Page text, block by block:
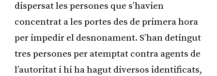
dispersat les persones que s’havien
concentrat a les portes des de primera hora
per impedir el desnonament. S’han detingut
tres persones per atemptat contra agents de
l’autoritat i hi ha hagut diversos identificats,